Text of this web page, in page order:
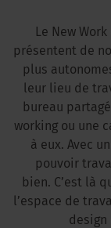
Le New
présentent de
plus
leur lieu de
bureau
working ou une
à eux. Avec
pouvoir
bien. C’est là
l’espace de
design